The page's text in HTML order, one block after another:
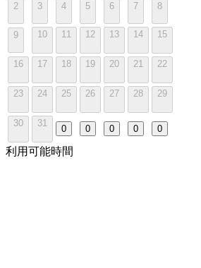
2 3 4 5 6 7 8
9 10 11 12 13 14 15
16 17 18 19 20 21 22
23 24 25 26 27 28 29
30 31
0 0 0 0 0
利用可能時間